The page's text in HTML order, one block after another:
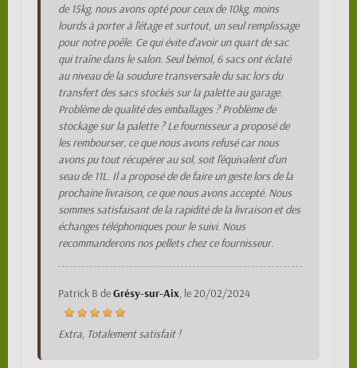
de 15kg, nous avons opté pour ceux de 10kg, moins
lourds à porter à l'étage et surtout, un seul remplissage
pour notre poêle. Ce qui évite d'avoir un quart de sac
qui traîne dans le salon. Seul bémol, 6 sacs ont éclaté
au niveau de la soudure transversale du sac lors du
transfert des sacs stockés sur la palette au garage.
Problème de qualité des emballages ? Problème de
stockage sur la palette ? Le fournisseur a proposé de
les rembourser, ce que nous avons refusé car nous
avons pu tout récupérer au sol, soit l'équivalent d'un
seau de 11L. Il a proposé de de faire un geste lors de la
prochaine livraison, ce que nous avons accepté. Nous
sommes satisfaisant de la rapidité de la livraison et des
échanges téléphoniques pour le suivi. Nous
recommanderons nos pellets chez ce fournisseur.
Patrick B deGrésy-sur-Aix, le20/02/2024
Extra, Totalement satisfait !